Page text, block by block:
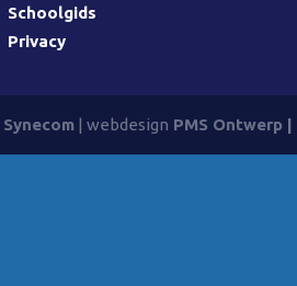
Schoolgids
Privacy
Synecom | webdesign PMS Ontwerp |